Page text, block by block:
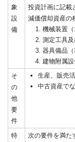
象
設
備
投資計画に記載
減価償却資産の
機械装置（
測定工具及
器具備品（
建物附属設
そ
の
他
要
件
生産、販売
中古資産で
特
次の要件を満た